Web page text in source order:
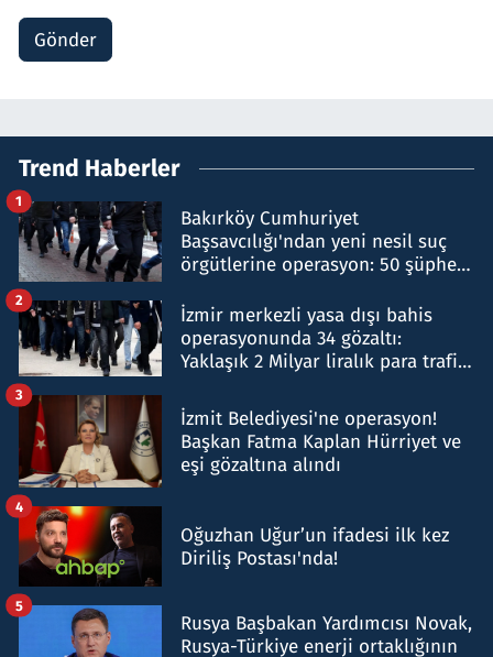
Gönder
Trend Haberler
Bakırköy Cumhuriyet
Başsavcılığı'ndan yeni nesil suç
örgütlerine operasyon: 50 şüpheli
1
İzmir merkezli yasa dışı bahis
operasyonunda 34 gözaltı:
Yaklaşık 2 Milyar liralık para trafiği
2
İzmit Belediyesi'ne operasyon!
Başkan Fatma Kaplan Hürriyet ve
eşi gözaltına alındı
3
Oğuzhan Uğur’un ifadesi ilk kez
Diriliş Postası'nda!
4
Rusya Başbakan Yardımcısı Novak,
Rusya-Türkiye enerji ortaklığının
5